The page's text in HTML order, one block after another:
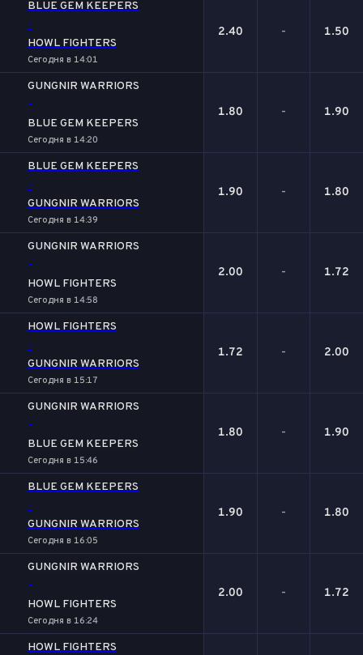
BLUE GEM KEEPERS
-
HOWL FIGHTERS
Сегодня в 14:01
2.40 - 1.50
GUNGNIR WARRIORS
-
BLUE GEM KEEPERS
Сегодня в 14:20
1.80 - 1.90
BLUE GEM KEEPERS
-
GUNGNIR WARRIORS
Сегодня в 14:39
1.90 - 1.80
GUNGNIR WARRIORS
-
HOWL FIGHTERS
Сегодня в 14:58
2.00 - 1.72
HOWL FIGHTERS
-
GUNGNIR WARRIORS
Сегодня в 15:17
1.72 - 2.00
GUNGNIR WARRIORS
-
BLUE GEM KEEPERS
Сегодня в 15:46
1.80 - 1.90
BLUE GEM KEEPERS
-
GUNGNIR WARRIORS
Сегодня в 16:05
1.90 - 1.80
GUNGNIR WARRIORS
-
HOWL FIGHTERS
Сегодня в 16:24
2.00 - 1.72
HOWL FIGHTERS